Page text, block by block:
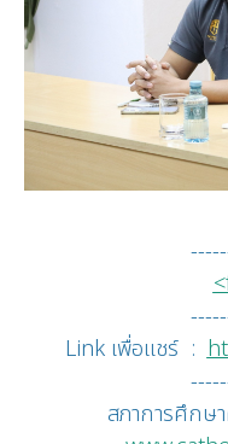
Link เพื่อแชร์ :
สภาการศึกษ